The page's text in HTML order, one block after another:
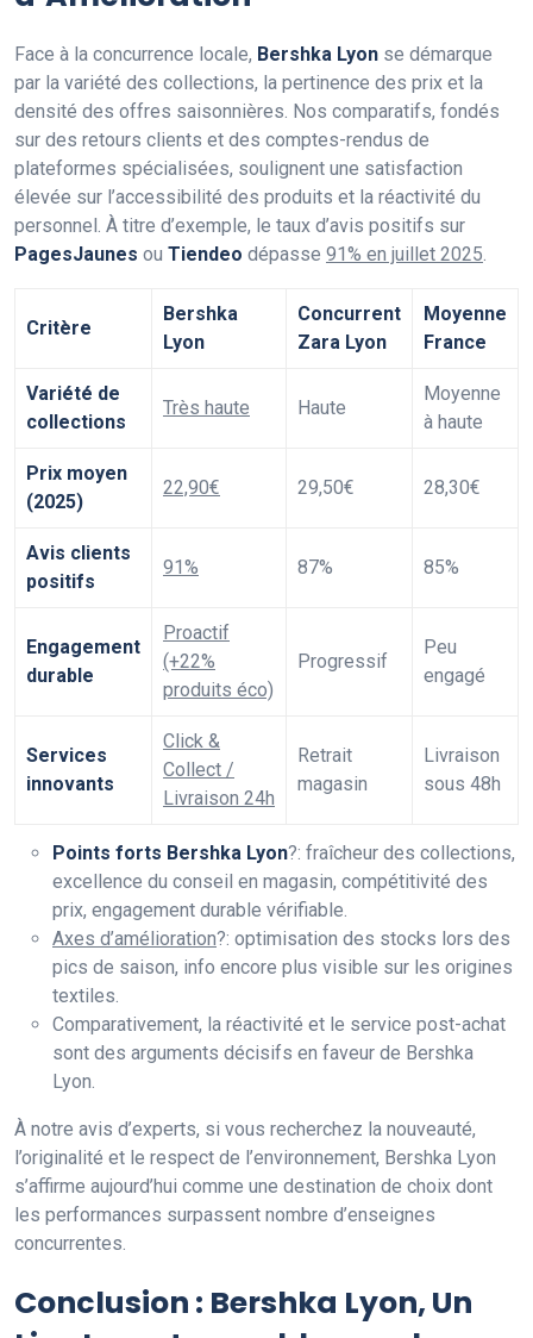
Face à la concurrence locale, Bershka Lyon se démarque
par la variété des collections, la pertinence des prix et la
densité des offres saisonnières. Nos comparatifs, fondés
sur des retours clients et des comptes-rendus de
plateformes spécialisées, soulignent une satisfaction
élevée sur l’accessibilité des produits et la réactivité du
personnel. À titre d’exemple, le taux d’avis positifs sur
PagesJaunes ou Tiendeo dépasse 91% en juillet 2025
Critère
Bershka
Lyon
Concurrent
Zara Lyon
Moyenne
France
Variété de
collections
Très haute Haute
Moyenne
à haute
Prix moyen
(2025)
22,90€ 29,50€ 28,30€
Avis clients
positifs
91% 87% 85%
Engagement
durable
Proactif
(+22%
produits éco)
Progressif
Peu
engagé
Services
innovants
Click &
Collect /
Livraison 24h
Retrait
magasin
Livraison
sous 48h
Points forts Bershka Lyon?: fraîcheur des collections,
excellence du conseil en magasin, compétitivité des
prix, engagement durable vérifiable.
Axes d’amélioration?: optimisation des stocks lors des
pics de saison, info encore plus visible sur les origines
textiles.
Comparativement, la réactivité et le service post-achat
sont des arguments décisifs en faveur de Bershka
Lyon.
À notre avis d’experts, si vous recherchez la nouveauté,
l’originalité et le respect de l’environnement, Bershka Lyon
s’affirme aujourd’hui comme une destination de choix dont
les performances surpassent nombre d’enseignes
concurrentes.
Conclusion : Bershka Lyon, Un